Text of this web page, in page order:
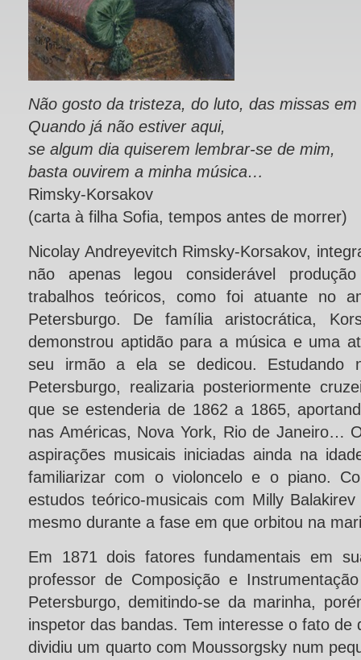
Não gosto da tristeza, do luto, das missas
Quando já não estiver aqui,
se algum dia quiserem lembrar-se de mim,
basta ouvirem a minha música…
Rimsky-Korsakov
(carta à filha Sofia, tempos antes de morrer)
Nicolay Andreyevitch Rimsky-Korsakov,
não apenas legou considerável
trabalhos teóricos, como foi atuante no
Petersburgo. De família aristocrática,
demonstrou aptidão para a música e uma
seu irmão a ela se dedicou. Estudando
Petersburgo, realizaria posteriormente
que se estenderia de 1862 a 1865,
nas Américas, Nova York, Rio de Janeiro…
aspirações musicais iniciadas ainda na
familiarizar com o violoncelo e o piano.
estudos teórico-musicais com Milly
mesmo durante a fase em que orbitou na
Em 1871 dois fatores fundamentais em
professor de Composição e
Petersburgo, demitindo-se da marinha,
inspetor das bandas. Tem interesse o fato de
dividiu um quarto com Moussorgsky num